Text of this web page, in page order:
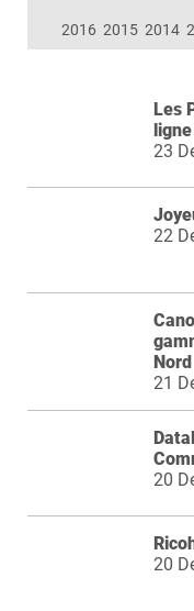
2016 2015 2014
Les
23
22
Nord
21
20
20